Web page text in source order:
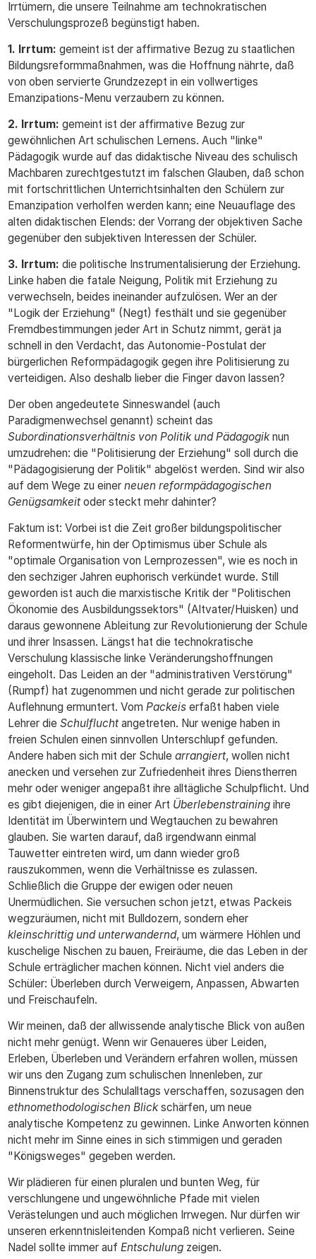
Irrtümern, die unsere Teilnahme am technokratischen
Verschulungsprozeß begünstigt haben.
1. Irrtum: gemeint ist der affirmative Bezug zu staatlichen
Bildungsreformmaßnahmen, was die Hoffnung nährte, daß
von oben servierte Grundzezept in ein vollwertiges
Emanzipations-Menu verzaubern zu können.
2. Irrtum: gemeint ist der affirmative Bezug zur
gewöhnlichen Art schulischen Lernens. Auch "linke"
Pädagogik wurde auf das didaktische Niveau des schulisch
Machbaren zurechtgestutzt im falschen Glauben, daß schon
mit fortschrittlichen Unterrichtsinhalten den Schülern zur
Emanzipation verholfen werden kann; eine Neuauflage des
alten didaktischen Elends: der Vorrang der objektiven Sache
gegenüber den subjektiven Interessen der Schüler.
3. Irrtum: die politische Instrumentalisierung der Erziehung.
Linke haben die fatale Neigung, Politik mit Erziehung zu
verwechseln, beides ineinander aufzulösen. Wer an der
"Logik der Erziehung" (Negt) festhält und sie gegenüber
Fremdbestimmungen jeder Art in Schutz nimmt, gerät ja
schnell in den Verdacht, das Autonomie-Postulat der
bürgerlichen Reformpädagogik gegen ihre Politisierung zu
verteidigen. Also deshalb lieber die Finger davon lassen?
Der oben angedeutete Sinneswandel (auch
Paradigmenwechsel genannt) scheint das
Subordinationsverhältnis von Politik und Pädagogiknun
umzudrehen: die "Politisierung der Erziehung" soll durch die
"Pädagogisierung der Politik" abgelöst werden. Sind wir also
auf dem Wege zu einer neuen reformpädagogischen
Genügsamkeitoder steckt mehr dahinter?
Faktum ist: Vorbei ist die Zeit großer bildungspolitischer
Reformentwürfe, hin der Optimismus über Schule als
"optimale Organisation von Lernprozessen", wie es noch in
den sechziger Jahren euphorisch verkündet wurde. Still
geworden ist auch die marxistische Kritik der "Politischen
Ökonomie des Ausbildungssektors" (Altvater/Huisken) und
daraus gewonnene Ableitung zur Revolutionierung der Schule
und ihrer Insassen. Längst hat die technokratische
Verschulung klassische linke Veränderungshoffnungen
eingeholt. Das Leiden an der "administrativen Verstörung"
(Rumpf) hat zugenommen und nicht gerade zur politischen
Auflehnung ermuntert. Vom Packeiserfaßt haben viele
Lehrer die Schulfluchtangetreten. Nur wenige haben in
freien Schulen einen sinnvollen Unterschlupf gefunden.
Andere haben sich mit der Schule arrangiert, wollen nicht
anecken und versehen zur Zufriedenheit ihres Dienstherren
mehr oder weniger angepaßt ihre alltägliche Schulpflicht. Und
es gibt diejenigen, die in einer Art Überlebenstrainingihre
Identität im Überwintern und Wegtauchen zu bewahren
glauben. Sie warten darauf, daß irgendwann einmal
Tauwetter eintreten wird, um dann wieder groß
rauszukommen, wenn die Verhältnisse es zulassen.
Schließlich die Gruppe der ewigen oder neuen
Unermüdlichen. Sie versuchen schon jetzt, etwas Packeis
wegzuräumen, nicht mit Bulldozern, sondern eher
kleinschrittig und unterwandernd, um wärmere Höhlen und
kuschelige Nischen zu bauen, Freiräume, die das Leben in der
Schule erträglicher machen können. Nicht viel anders die
Schüler: Überleben durch Verweigern, Anpassen, Abwarten
und Freischaufeln.
Wir meinen, daß der allwissende analytische Blick von außen
nicht mehr genügt. Wenn wir Genaueres über Leiden,
Erleben, Überleben und Verändern erfahren wollen, müssen
wir uns den Zugang zum schulischen Innenleben, zur
Binnenstruktur des Schulalltags verschaffen, sozusagen den
ethnomethodologischen Blickschärfen, um neue
analytische Kompetenz zu gewinnen. Linke Anworten können
nicht mehr im Sinne eines in sich stimmigen und geraden
"Königsweges" gegeben werden.
Wir plädieren für einen pluralen und bunten Weg, für
verschlungene und ungewöhnliche Pfade mit vielen
Verästelungen und auch möglichen Irrwegen. Nur dürfen wir
unseren erkenntnisleitenden Kompaß nicht verlieren. Seine
Nadel sollte immer auf Entschulungzeigen.